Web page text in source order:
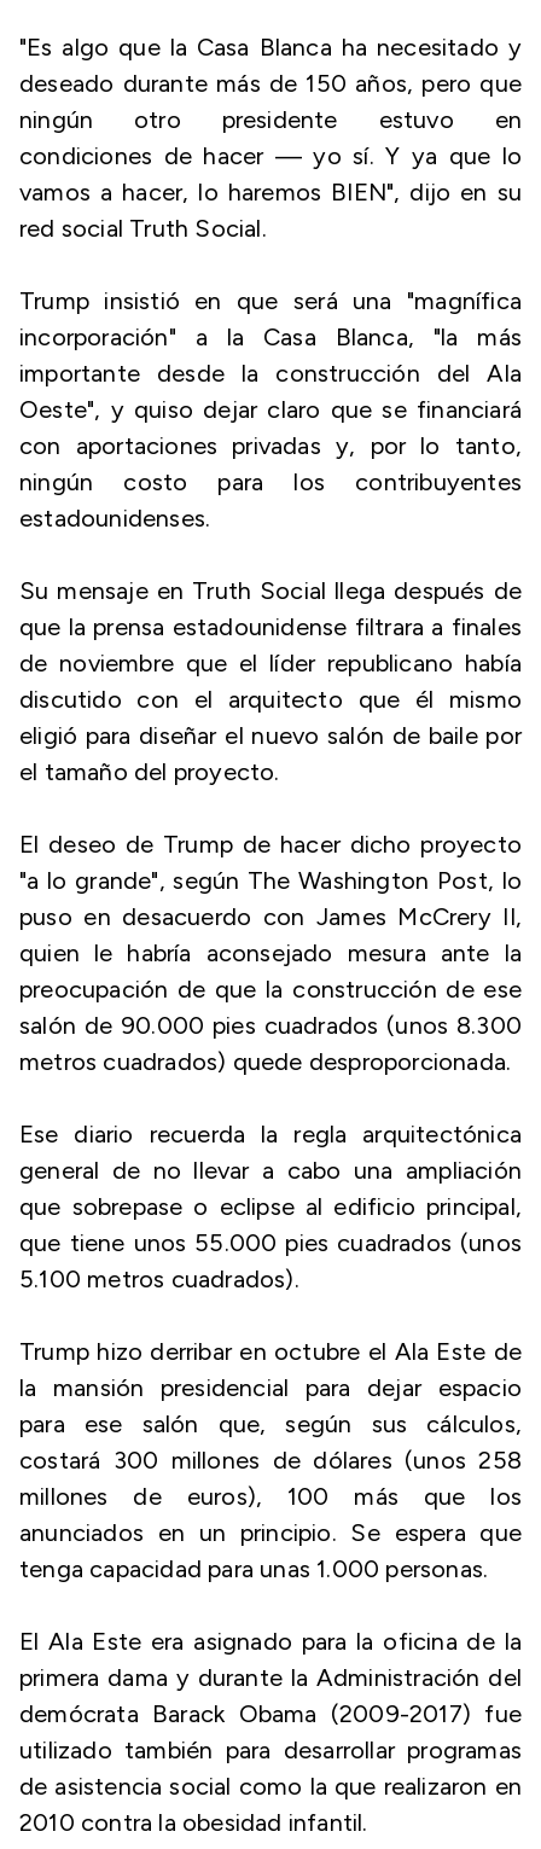
"Es algo que la Casa Blanca ha necesitado y
deseado durante más de 150 años, pero que
ningún otro presidente estuvo en
condiciones de hacer — yo sí. Y ya que lo
vamos a hacer, lo haremos BIEN", dijo en su
red social Truth Social.
Trump insistió en que será una "magnífica
incorporación" a la Casa Blanca, "la más
importante desde la construcción del Ala
Oeste", y quiso dejar claro que se financiará
con aportaciones privadas y, por lo tanto,
ningún costo para los contribuyentes
estadounidenses.
Su mensaje en Truth Social llega después de
que la prensa estadounidense filtrara a finales
de noviembre que el líder republicano había
discutido con el arquitecto que él mismo
eligió para diseñar el nuevo salón de baile por
el tamaño del proyecto.
El deseo de Trump de hacer dicho proyecto
"a lo grande", según The Washington Post, lo
puso en desacuerdo con James McCrery II,
quien le habría aconsejado mesura ante la
preocupación de que la construcción de ese
salón de 90.000 pies cuadrados (unos 8.300
metros cuadrados) quede desproporcionada.
Ese diario recuerda la regla arquitectónica
general de no llevar a cabo una ampliación
que sobrepase o eclipse al edificio principal,
que tiene unos 55.000 pies cuadrados (unos
5.100 metros cuadrados).
Trump hizo derribar en octubre el Ala Este de
la mansión presidencial para dejar espacio
para ese salón que, según sus cálculos,
costará 300 millones de dólares (unos 258
millones de euros), 100 más que los
anunciados en un principio. Se espera que
tenga capacidad para unas 1.000 personas.
El Ala Este era asignado para la oficina de la
primera dama y durante la Administración del
demócrata Barack Obama (2009-2017) fue
utilizado también para desarrollar programas
de asistencia social como la que realizaron en
2010 contra la obesidad infantil.